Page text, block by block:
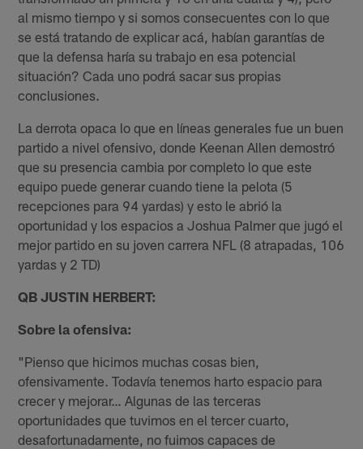
al mismo tiempo y si somos consecuentes con lo que
se está tratando de explicar acá, habían garantías de
que la defensa haría su trabajo en esa potencial
situación? Cada uno podrá sacar sus propias
conclusiones.
La derrota opaca lo que en líneas generales fue un buen
partido a nivel ofensivo, donde Keenan Allen demostró
que su presencia cambia por completo lo que este
equipo puede generar cuando tiene la pelota (5
recepciones para 94 yardas) y esto le abrió la
oportunidad y los espacios a Joshua Palmer que jugó el
mejor partido en su joven carrera NFL (8 atrapadas, 106
yardas y 2 TD)
QB JUSTIN HERBERT:
Sobre la ofensiva:
"Pienso que hicimos muchas cosas bien,
ofensivamente. Todavía tenemos harto espacio para
crecer y mejorar… Algunas de las terceras
oportunidades que tuvimos en el tercer cuarto,
desafortunadamente, no fuimos capaces de